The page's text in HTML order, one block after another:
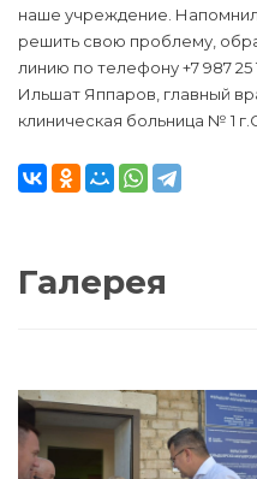
наше учреждение.
решить свою проблему,
линию по телефону +7 987 25
Ильшат Яппаров, главный
клиническая больница № 1
Галерея